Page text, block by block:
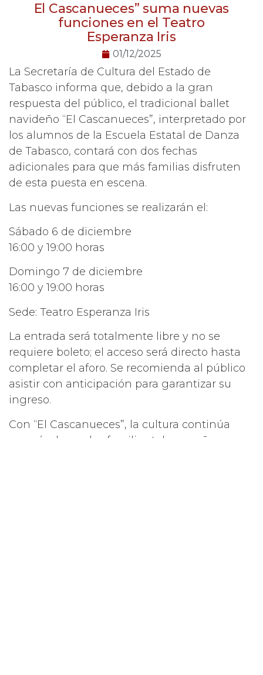
El Cascanueces” suma nuevas
funciones en el Teatro
Esperanza Iris
01/12/2025
La Secretaría de Cultura del Estado de
Tabasco informa que, debido a la gran
respuesta del público, el tradicional ballet
navideño “El Cascanueces”, interpretado por
los alumnos de la Escuela Estatal de Danza
de Tabasco, contará con dos fechas
adicionales para que más familias disfruten
de esta puesta en escena.
Las nuevas funciones se realizarán el:
Sábado 6 de diciembre
16:00 y 19:00 horas
Domingo 7 de diciembre
16:00 y 19:00 horas
Sede: Teatro Esperanza Iris
La entrada será totalmente libre y no se
requiere boleto; el acceso será directo hasta
completar el aforo. Se recomienda al público
asistir con anticipación para garantizar su
ingreso.
Con “El Cascanueces”, la cultura continúa
acercándose a las familias tabasqueñas,